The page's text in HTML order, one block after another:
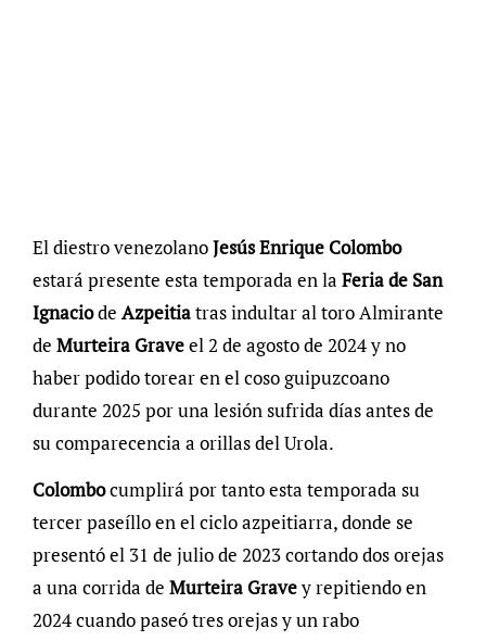
El diestro venezolanoJesús Enrique Colombo
estará presente esta temporada en la Feria de San
Ignaciode Azpeitiatras indultar al toro Almirante
de Murteira Graveel 2 de agosto de 2024 y no
haber podido torear en el coso guipuzcoano
durante 2025 por una lesión sufrida días antes de
su comparecencia a orillas del Urola.
Colombocumplirá por tanto esta temporada su
tercer paseíllo en el ciclo azpeitiarra, donde se
presentó el 31 de julio de 2023 cortando dos orejas
a una corrida de Murteira Gravey repitiendo en
2024 cuando paseó tres orejas y un rabo